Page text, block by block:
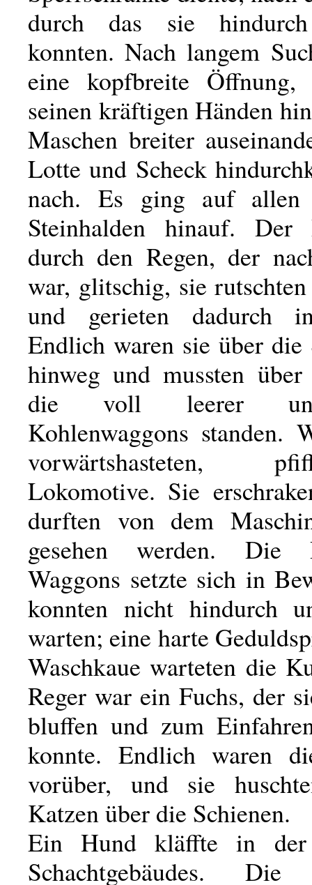
durch das sie
konnten. Nach langem
eine kopfbreite
seinen kräftigen Händen
Maschen breiter
Lotte und Scheck
nach. Es ging auf
Steinhalden hinauf.
durch den Regen, der
war, glitschig, sie
und gerieten dadurch
Endlich waren sie über die
hinweg und mussten
die voll leerer
Kohlenwaggons standen.
vorwärtshasteten,
Lokomotive. Sie
durften von dem
gesehen werden. Die
Waggons setzte sich in
konnten nicht hindurch
warten; eine harte
Waschkaue warteten die
Reger war ein Fuchs, der
bluffen und zum
konnte. Endlich waren
vorüber, und sie
Katzen über die Schienen.
Ein Hund kläffte in der
Schachtgebäudes. Die